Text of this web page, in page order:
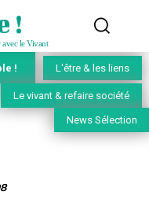
!
le Vivant
! L'être & les liens
Le vivant & refaire société
News Sélection